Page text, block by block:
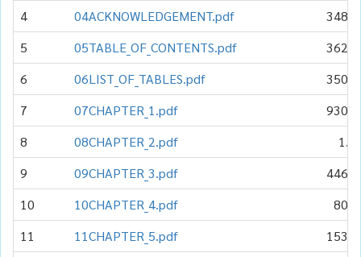
4
04ACKNOWLEDGEMENT.pdf
5
05TABLE_OF_CONTENTS.pdf
6
06LIST_OF_TABLES.pdf
7
07CHAPTER_1.pdf
8
08CHAPTER_2.pdf
9
09CHAPTER_3.pdf
10
10CHAPTER_4.pdf
11
11CHAPTER_5.pdf